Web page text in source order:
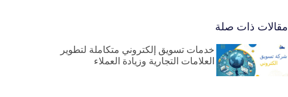
مقالات ذات صلة
خدمات تسويق إلكتروني متكاملة لتطوير
العلامات التجارية وزيادة العملاء